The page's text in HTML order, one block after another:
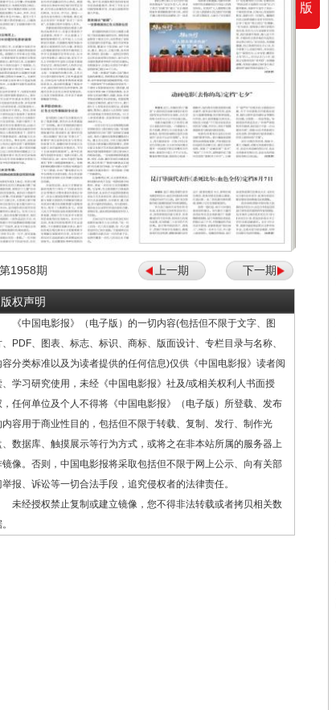
版
1958期 上一期 下一期
版权声明
中国电影报》（电子版）的一切内容(包括但不限于文字、图
、PDF、图表、标志、标识、商标、版面设计、专栏目录与名称、
容分类标准以及为读者提供的任何信息)仅供《中国电影报》读者阅
、学习研究使用，未经《中国电影报》社及/或相关权利人书面授
，任何单位及个人不得将《中国电影报》（电子版）所登载、发布
内容用于商业性目的，包括但不限于转载、复制、发行、制作光
、数据库、触摸展示等行为方式，或将之在非本站所属的服务器上
镜像。否则，中国电影报将采取包括但不限于网上公示、向有关部
举报、诉讼等一切合法手段，追究侵权者的法律责任。
经授权禁止复制或建立镜像，您不得非法转载或者拷贝相关数